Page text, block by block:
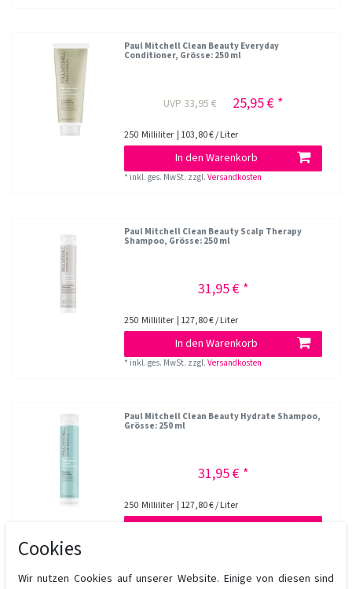
Paul Mitchell Clean Beauty Everyday
Conditioner, Grösse: 250 ml
UVP 33,95 € 25,95 € *
250 Milliliter | 103,80 € / Liter
In den Warenkorb
* inkl. ges. MwSt. zzgl.Versandkosten
Paul Mitchell Clean Beauty Scalp Therapy
Shampoo, Grösse: 250 ml
31,95 € *
250 Milliliter | 127,80 € / Liter
In den Warenkorb
* inkl. ges. MwSt. zzgl.Versandkosten
Paul Mitchell Clean Beauty Hydrate Shampoo,
Grösse: 250 ml
31,95 € *
250 Milliliter | 127,80 € / Liter
Cookies
Wir nutzen Cookies auf unserer Website. Einige von diesen sind